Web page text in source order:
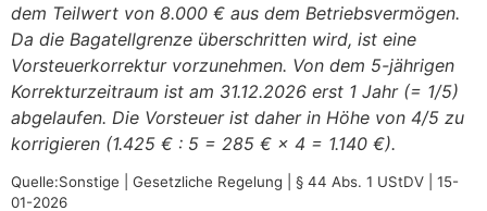
dem Teilwert von 8.000 € aus dem Betriebsvermögen.
Da die Bagatellgrenze überschritten wird, ist eine
Vorsteuerkorrektur vorzunehmen. Von dem 5-jährigen
Korrekturzeitraum ist am 31.12.2026 erst 1 Jahr (= 1/5)
abgelaufen. Die Vorsteuer ist daher in Höhe von 4/5 zu
korrigieren (1.425 € : 5 = 285 € × 4 = 1.140 €).
Quelle:Sonstige | Gesetzliche Regelung | § 44 Abs. 1 UStDV | 15-
01-2026